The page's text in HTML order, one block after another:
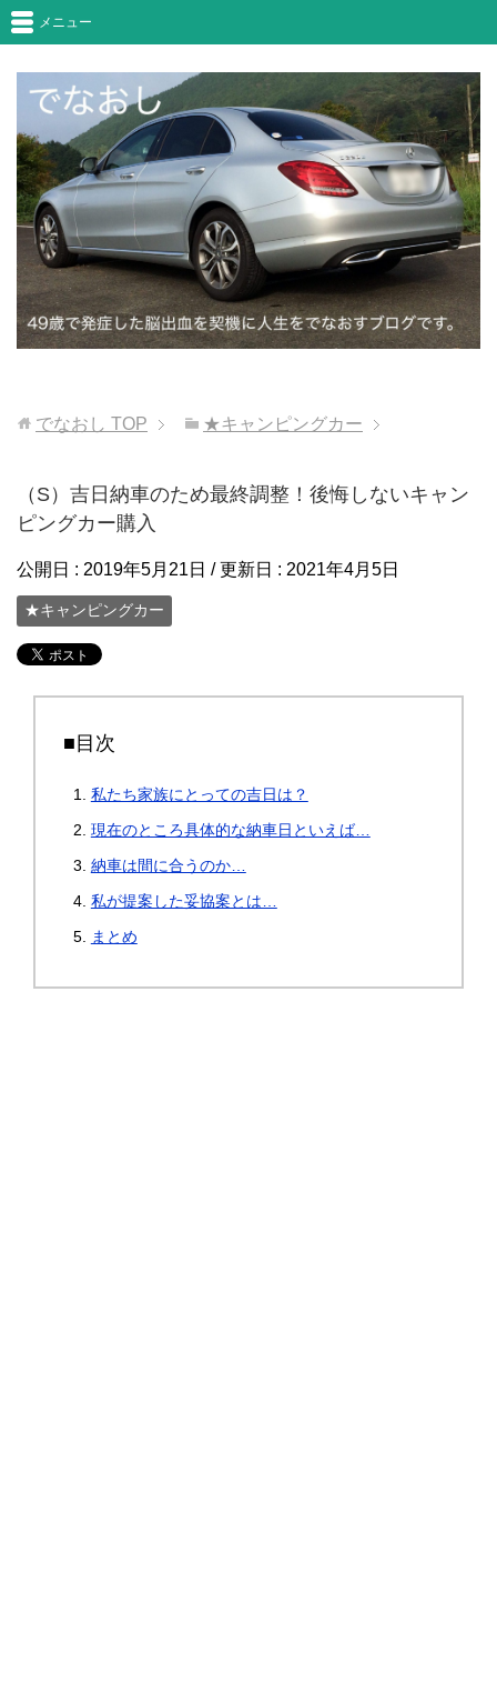
メニュー
でなおし TOP ★キャンピングカー
（S）吉日納車のため最終調整！後悔しないキャン
ピングカー購入
公開日 : 2019年5月21日 / 更新日 : 2021年4月5日
★キャンピングカー
■目次
私たち家族にとっての吉日は？
現在のところ具体的な納車日といえば…
納車は間に合うのか…
私が提案した妥協案とは…
まとめ